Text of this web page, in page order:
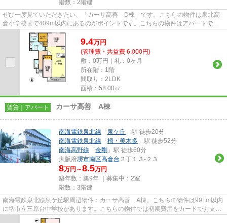
階数：2階建
ぜひ一度見ていただきたい、「カーサ高善 D棟」です。こちらの物件は泉北高
倉小学校まで409m以内にあるのがポイントです。こちらの物件はアパートで
す。築8年のアパート。当社は、お...
9.4万円
(管理費・共益費 6,000円)
敷：0万円｜礼：0ヶ月
所在階：1階
間取り：2LDK
面積：58.00㎡
賃貸｜アパート カーサ高善 A棟
南海電鉄泉北線 「 泉ケ丘 」駅 徒歩20分
南海電鉄泉北線 「 栂・美木多 」駅 徒歩52分
南海高野線 「 金剛 」駅 徒歩60分
大阪府堺市南区高倉台 ２丁１３-２３
8万円～8.5万円
築年数：築9年 ｜募集中： 2室
階数：3階建
南海電鉄泉北線泉ケ丘駅周辺物件：カーサ高善 A棟。こちらの物件は991m以内
に堺市立三原台中学校があります。こちらの物件では初期費用をカードでお支払
いいただけます。こちらの物件...